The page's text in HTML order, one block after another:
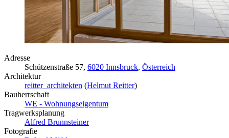
Adresse
Schützenstraße 57, 6020 Innsbruck, Österreich
Architektur
reitter_architekten (Helmut Reitter)
Bauherrschaft
WE - Wohnungseigentum
Tragwerksplanung
Alfred Brunnsteiner
Fotografie